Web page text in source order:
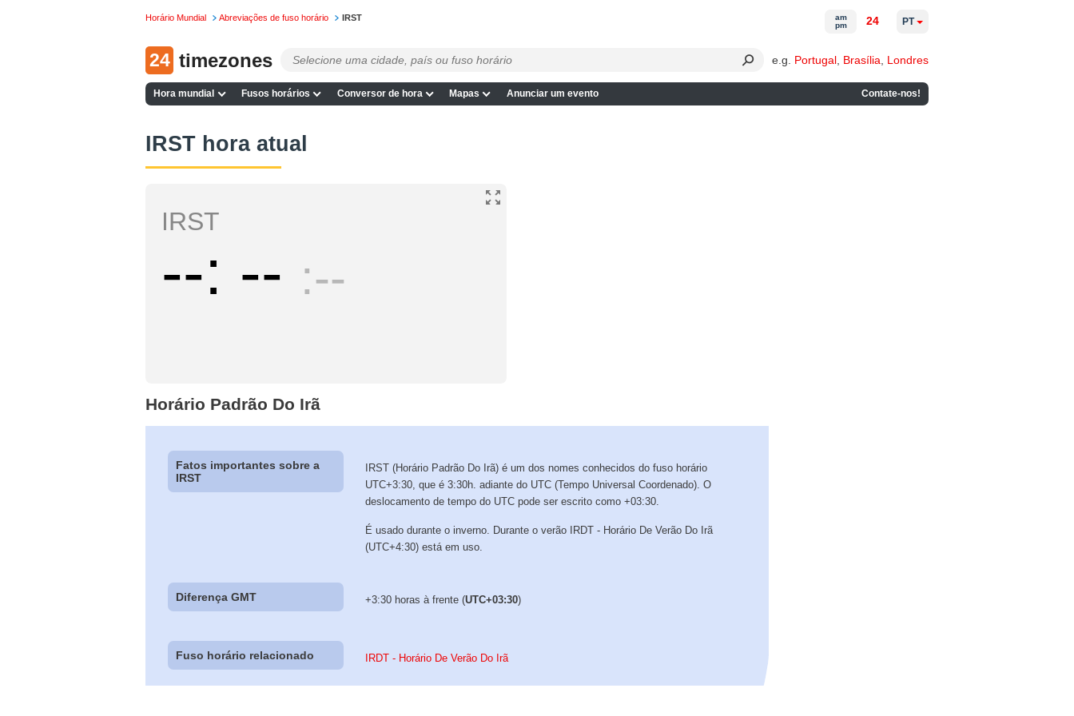
Horário Mundial Abreviações de fuso horário IRST
24 timezones e.g. Portugal Brasília Londres
Hora mundial Fusos horários Conversor de hora Mapas Anunciar um evento Contate-nos!
am
pm
24 PT
IRST hora atual
IRST
-- -- --
Horário Padrão Do Irã
Fatos importantes sobre a
IRST
IRST (Horário Padrão Do Irã) é um dos nomes conhecidos do fuso horário
UTC+3:30, que é 3:30h. adiante do UTC (Tempo Universal Coordenado). O
deslocamento de tempo do UTC pode ser escrito como +03:30.
É usado durante o inverno. Durante o verão IRDT - Horário De Verão Do Irã
(UTC+4:30) está em uso.
Diferença GMT +3:30 horas à frente (UTC+03:30)
Fuso horário relacionado IRDT - Horário De Verão Do Irã